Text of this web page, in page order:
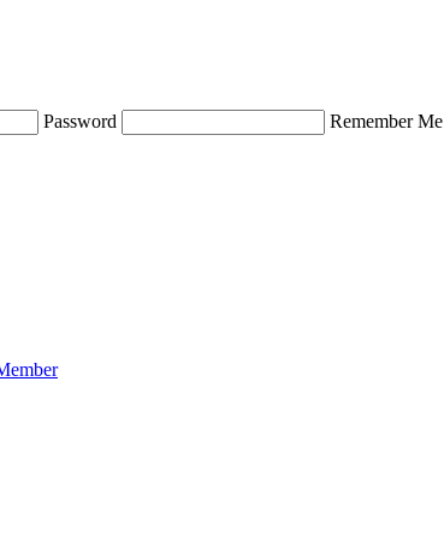
Password Remember Me